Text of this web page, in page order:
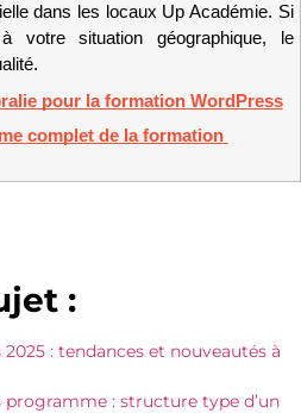
dans les locaux Up Académie. Si
votre situation géographique, le
pour la formation WordPress
complet de la formation
:
: tendances et nouveautés à
: structure type d’un